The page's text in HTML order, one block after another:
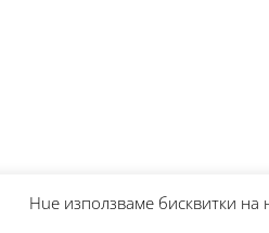
Нue използвамe бисквитки на